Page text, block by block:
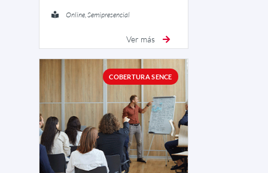
Online, Semipresencial
Ver más
COBERTURA SENCE